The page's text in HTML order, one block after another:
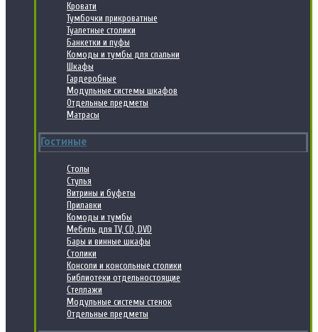
Кровати
Тумбочки прикроватные
Туалетные столики
Банкетки и пуфы
Комоды и тумбы для спальни
Шкафы
Гардеробные
Модульные системы шкафов
Отдельные предметы
Матрасы
Гостиные
Столы
Стулья
Витрины и буфеты
Прилавки
Комоды и тумбы
Мебель для TV, CD, DVD
Бары и винные шкафы
Столики
Консоли и консольные столики
Библиотеки отдельностоящие
Стеллажи
Модульные системы стенок
Отдельные предметы